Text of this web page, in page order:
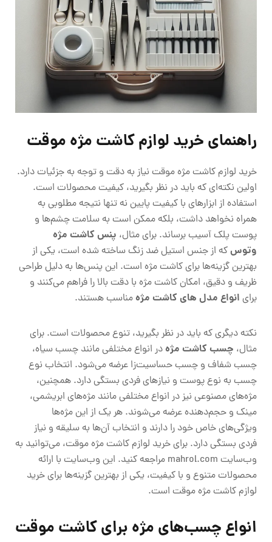
راهنمای خرید لوازم کاشت مژه موقت
خرید لوازم کاشت مژه موقت نیاز به دقت و توجه به جزئیات دارد.
اولین نکته‌ای که باید در نظر بگیرید، کیفیت محصولات است.
استفاده از ابزارهای با کیفیت پایین نه تنها نتیجه مطلوبی به
همراه نخواهد داشت، بلکه ممکن است به سلامت چشم‌ها و
پوست پلک آسیب برساند. برای مثال، پنس کاشت مژه
وتوسکه از جنس استیل ضد زنگ ساخته شده است، یکی از
بهترین گزینه‌ها برای کاشت مژه است. این پنس‌ها به دلیل طراحی
ظریف و دقیق، امکان کاشت مژه با دقت بالا را فراهم می‌کنند و
برای انواع مدل های کاشت مژهمناسب هستند.
نکته دیگری که باید در نظر بگیرید، تنوع محصولات است. برای
مثال، چسب کاشت مژهدر انواع مختلفی مانند چسب سیاه،
چسب شفاف و چسب حساسیت‌زا عرضه می‌شود. انتخاب نوع
چسب به نوع پوست و نیازهای فردی بستگی دارد. همچنین،
مژه‌های مصنوعی نیز در انواع مختلفی مانند مژه‌های ابریشمی،
مینک و حجم‌دهنده عرضه می‌شوند. هر یک از این مژه‌ها
ویژگی‌های خاص خود را دارند و انتخاب آن‌ها به سلیقه و نیاز
فردی بستگی دارد. برای خرید لوازم کاشت مژه موقت، می‌توانید به
وب‌سایت mahrol.com مراجعه کنید. این وب‌سایت با ارائه
محصولات متنوع و با کیفیت، یکی از بهترین گزینه‌ها برای خرید
لوازم کاشت مژه موقت است.
انواع چسب‌های مژه برای کاشت موقت